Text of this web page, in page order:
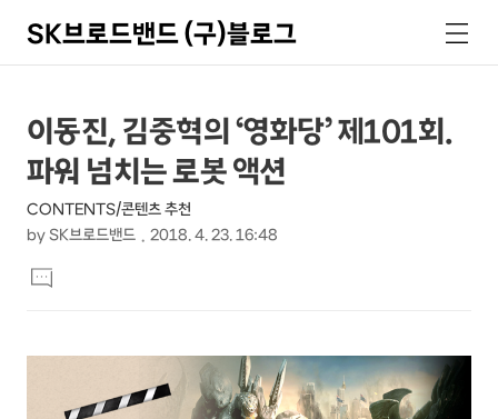
SK브로드밴드 (구)블로그
색
메
뉴
상
세
컨
텐
츠
본
문
제
목
이동진, 김중혁의 ‘영화당’ 제101회.
파워 넘치는 로봇 액션
CONTENTS/콘텐츠 추천
by SK브로드밴드 2018. 4. 23. 16:48
문
댓
글